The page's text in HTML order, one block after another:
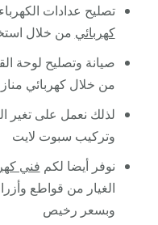
تصليح عدادات
كهربائي من خلال
صيانة وتصليح لوحة
من خلال كهربائي
لذلك نعمل على تغير
وتركيب سبوت لايت
نوفر أيضا لكم فني
الغيار من قواطع
وبسعر رخيص